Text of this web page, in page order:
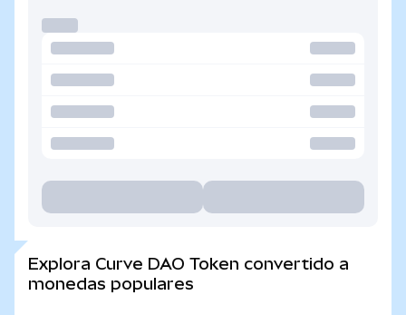
Explora Curve DAO Token convertido a
monedas populares